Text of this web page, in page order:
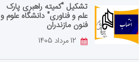
تشکیل "کمیته راهبری پارک
علم و فناوری" دانشگاه علوم و
فنون مازندران